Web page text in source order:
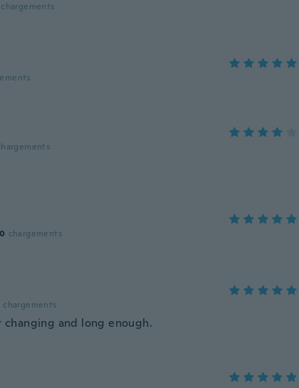
chargements
chargements
chargements
and long enough.